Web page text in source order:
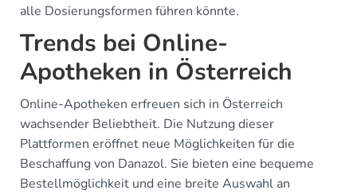
alle Dosierungsformen führen könnte.
Trends bei Online-
Apotheken in Österreich
Online-Apotheken erfreuen sich in Österreich
wachsender Beliebtheit. Die Nutzung dieser
Plattformen eröffnet neue Möglichkeiten für die
Beschaffung von Danazol. Sie bieten eine bequeme
Bestellmöglichkeit und eine breite Auswahl an